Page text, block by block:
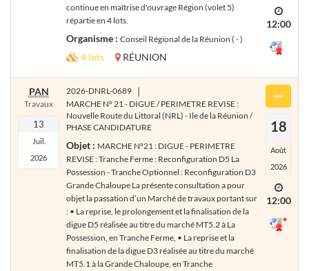
continue en maîtrise d'ouvrage Région (volet 5)
répartie en 4 lots.
Organisme : Conseil Régional de la Réunion ( - )
4 lots RÉUNION
12:00
PAN
Travaux
13
Juil.
2026
2026-DNRL-0689 |
MARCHE N° 21 - DIGUE / PERIMETRE REVISE :
Nouvelle Route du Littoral (NRL) - Ile de la Réunion /
PHASE CANDIDATURE
Objet : MARCHE N°21 : DIGUE - PERIMETRE
REVISE : Tranche Ferme : Reconfiguration D5 La
Possession - Tranche Optionnel : Reconfiguration D3
Grande Chaloupe La présente consultation a pour
objet la passation d’un Marché de travaux portant sur
: • La reprise, le prolongement et la finalisation de la
digue D5 réalisée au titre du marché MT5.2 à La
Possession, en Tranche Ferme, • La reprise et la
finalisation de la digue D3 réalisée au titre du marché
MT5.1 à la Grande Chaloupe, en Tranche
18
Août
2026
12:00